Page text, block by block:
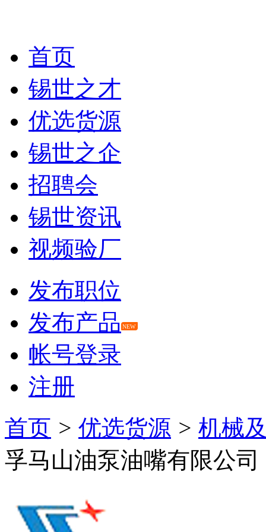
首页
锡世之才
优选货源
锡世之企
招聘会
锡世资讯
视频验厂
发布职位
发布产品 NEW
帐号登录
注册
首页 > 优选货源 > 机械
孚马山油泵油嘴有限公司